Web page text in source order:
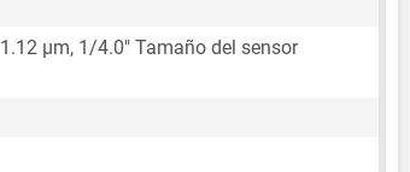
1.12 μm, 1/4.0" Tamaño del sensor